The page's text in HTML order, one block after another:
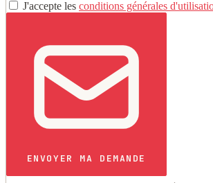
J'accepte les conditions générales
ENVOYER MA DEMANDE